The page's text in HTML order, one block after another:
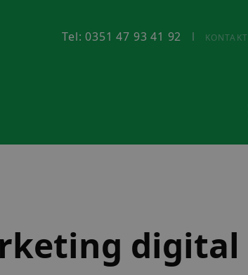
Tel: 0351 47 93 41 92 KONTAKT
digital